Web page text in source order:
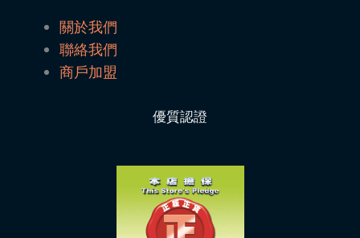
關於我們
聯絡我們
商戶加盟
優質認證